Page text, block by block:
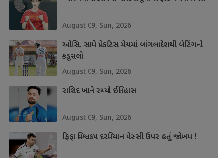
August 09, Sun, 2026
ઓસિ. સામે પ્રેકટિસ મેચમાં બાંગલાદેશથી બેટિંગનો
કડૂસલો
August 09, Sun, 2026
રાશિદ ખાને રચ્યો ઈતિહાસ
August 09, Sun, 2026
ફિફા વિશ્વકપ દરમિયાન મેસ્સી ઉપર હતું જોખમ !